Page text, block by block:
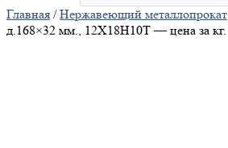
Главная /Нержавеющий металлопрокат
д.168×32 мм., 12Х18Н10Т — цена за кг.